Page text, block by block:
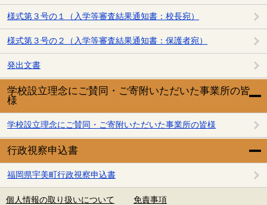
様式第３号の１（入学等審査結果通知書：校長宛）
様式第３号の２（入学等審査結果通知書：保護者宛）
発出文書
学校設立理念にご賛同・ご寄附いただいた事業所の皆
様
学校設立理念にご賛同・ご寄附いただいた事業所の皆様
行政視察申込書
福岡県宇美町行政視察申込書
個人情報の取り扱いについて
免責事項